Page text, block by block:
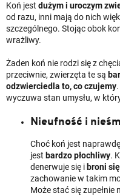
Koń jest dużym i uroczym
od razu, inni mają do nich
szczególnego. Stojąc obok
wrażliwy.
Żaden koń nie rodzi się z
przeciwnie, zwierzęta te są
odzwierciedla to, co czujemy
wyczuwa stan umysłu, w
Nieufność i
Choć koń jest
jest bardzo płochliwy.
denerwuje się i broni
zachowanie w takim
Może stać się zupełnie